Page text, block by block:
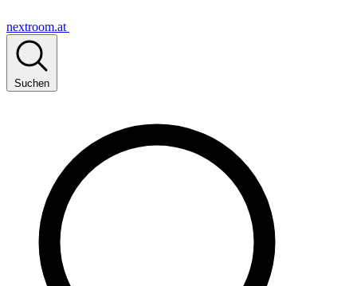
nextroom.at
Suchen